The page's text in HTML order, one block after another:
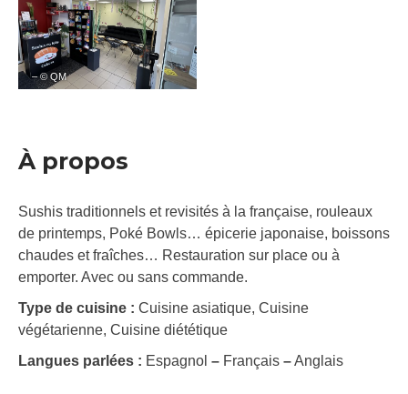
– © QM
À propos
Sushis traditionnels et revisités à la française, rouleaux
de printemps, Poké Bowls… épicerie japonaise, boissons
chaudes et fraîches… Restauration sur place ou à
emporter. Avec ou sans commande.
Type de cuisine : Cuisine asiatique, Cuisine
végétarienne, Cuisine diététique
Langues parlées : Espagnol – Français –Anglais